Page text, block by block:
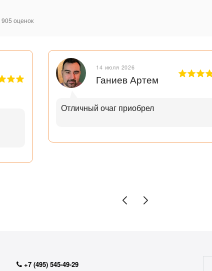
905 оценок
14 июля 2026
Ганиев Артем
Отличный очаг приобрел
+7 (495) 545-49-29